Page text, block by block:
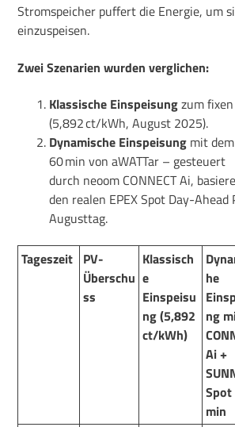
Stromspeicher puffert die Energie, um
einzuspeisen.
Zwei Szenarien wurden verglichen:
Klassische Einspeisungzum
(5,892 ct/kWh, August 2025).
Dynamische Einspeisung mit
60 min von aWATTar – gesteuert
durch neoom CONNECT Ai,
den realen EPEX Spot Day-Ahead
Augusttag.
Tageszeit PV-
Überschu
ss
Klassisch
e
Einspeisu
ng (5,892
ct/kWh)
he
ng
Ai +
min